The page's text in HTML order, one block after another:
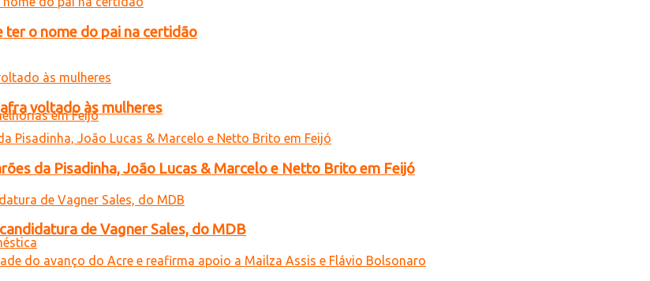
ter o nome do pai na certidão
voltado às mulheres
da Pisadinha, João Lucas & Marcelo e Netto Brito em Feijó
de Vagner Sales, do MDB